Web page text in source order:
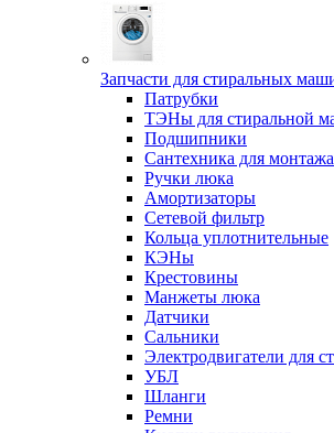
Запчасти для стиральных
Патрубки
ТЭНы для стиральной
Подшипники
Сантехника для монтажа
Ручки люка
Амортизаторы
Сетевой фильтр
Кольца уплотнительные
КЭНы
Крестовины
Манжеты люка
Датчики
Сальники
Электродвигатели для
УБЛ
Шланги
Ремни